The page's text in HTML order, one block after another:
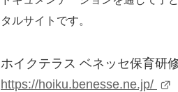
タルサイトです。
ホイクテラス ベネッセ保育研
https://hoiku.benesse.ne.jp/